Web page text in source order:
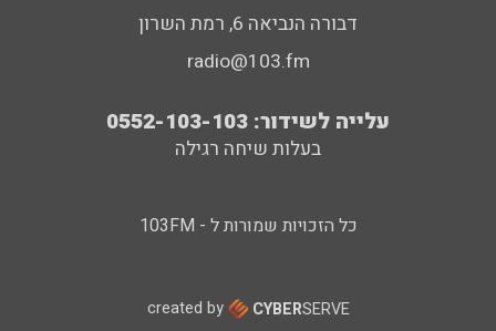
דבורה הנביאה 6, רמת השרון
radio@103.fm
עלייה לשידור: 0552-103-103
בעלות שיחה רגילה
כל הזכויות שמורות ל - 103FM
created by CYBERSERVE